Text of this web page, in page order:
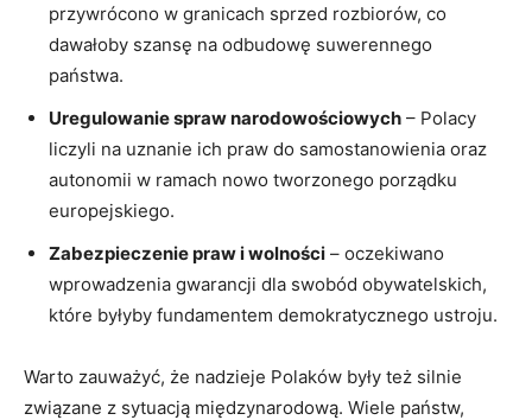
przywrócono w granicach sprzed rozbiorów, co
dawałoby szansę na odbudowę suwerennego
państwa.
Uregulowanie spraw narodowościowych – Polacy
liczyli na uznanie ich praw do samostanowienia oraz
autonomii w ramach nowo tworzonego porządku
europejskiego.
Zabezpieczenie praw i wolności – oczekiwano
wprowadzenia gwarancji dla swobód obywatelskich,
które byłyby fundamentem demokratycznego ustroju.
Warto zauważyć, że nadzieje Polaków były też silnie
związane z sytuacją międzynarodową. Wiele państw,